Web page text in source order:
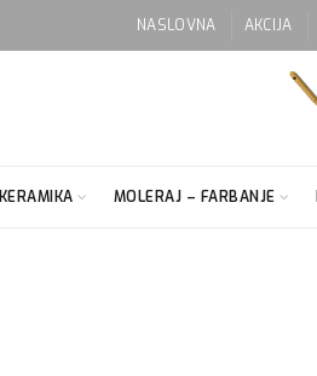
NASLOVNA AKCIJA
KERAMIKA MOLERAJ – FARBANJE